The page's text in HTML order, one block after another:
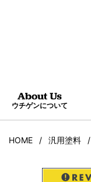
ウチゲンについて
HOME 汎用塗料